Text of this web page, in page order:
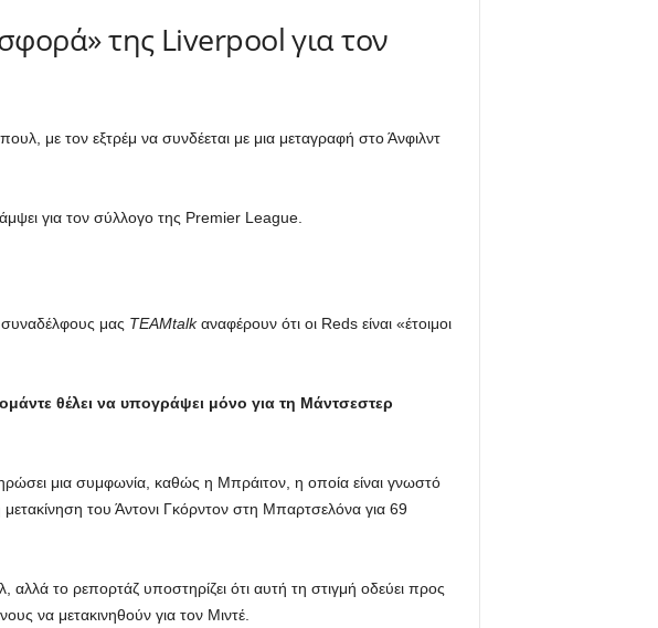
της Liverpool για τον
με τον εξτρέμ να συνδέεται με μια μεταγραφή στο Άνφιλντ
για τον σύλλογο της Premier League.
συναδέλφους μας TEAMtalkαναφέρουν ότι οι Reds είναι «έτοιμοι
θέλει να υπογράψει μόνο για τη Μάντσεστερ
μια συμφωνία, καθώς η Μπράιτον, η οποία είναι γνωστό
μετακίνηση του Άντονι Γκόρντον στη Μπαρτσελόνα για 69
το ρεπορτάζ υποστηρίζει ότι αυτή τη στιγμή οδεύει προς
να μετακινηθούν για τον Μιντέ.